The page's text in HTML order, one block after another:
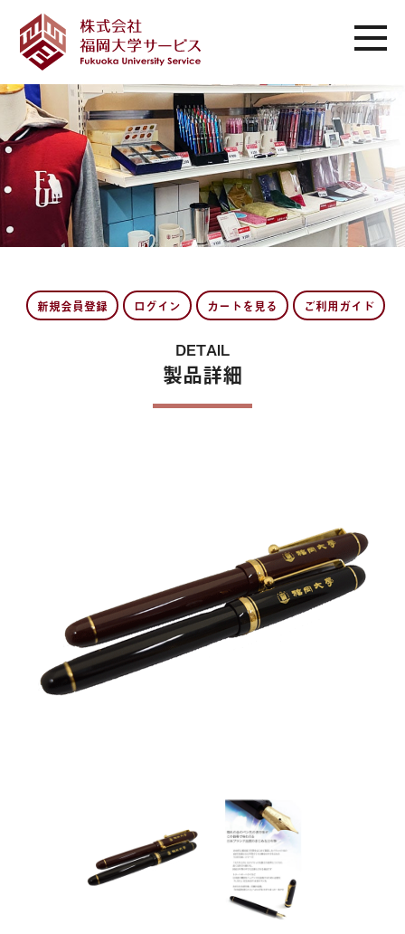
新規会員登録 ログイン カートを見る ご利用ガイド
DETAIL
製品詳細